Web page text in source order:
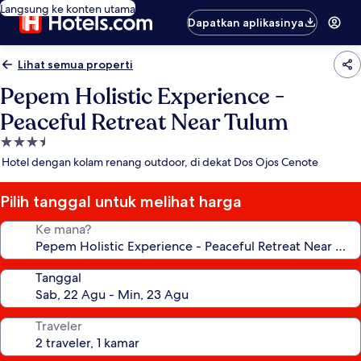
Langsung ke konten utama
Dapatkan aplikasinya
Lihat semua properti
Pepem Holistic Experience -
Peaceful Retreat Near Tulum
Properti
bintang
Hotel dengan kolam renang outdoor, di dekat Dos Ojos Cenote
Pilih tanggal untuk melihat harga
Ke mana?
Tanggal
Traveler